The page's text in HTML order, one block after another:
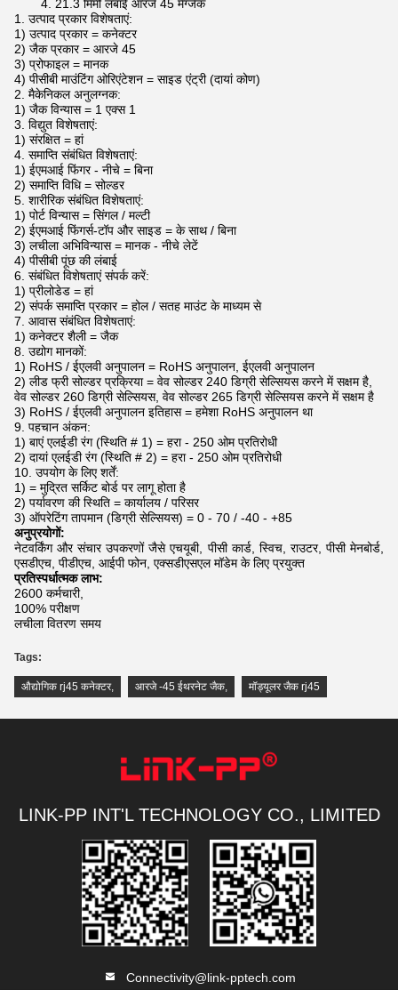
21.3 मिमी लंबाई आरजे 45 मैग्जैक
1. उत्पाद प्रकार विशेषताएं:
1) उत्पाद प्रकार = कनेक्टर
2) जैक प्रकार = आरजे 45
3) प्रोफाइल = मानक
4) पीसीबी माउंटिंग ओरिएंटेशन = साइड एंट्री (दायां कोण)
2. मैकेनिकल अनुलग्नक:
1) जैक विन्यास = 1 एक्स 1
3. विद्युत विशेषताएं:
1) संरक्षित = हां
4. समाप्ति संबंधित विशेषताएं:
1) ईएमआई फिंगर - नीचे = बिना
2) समाप्ति विधि = सोल्डर
5. शारीरिक संबंधित विशेषताएं:
1) पोर्ट विन्यास = सिंगल / मल्टी
2) ईएमआई फिंगर्स-टॉप और साइड = के साथ / बिना
3) लचीला अभिविन्यास = मानक - नीचे लेटें
4) पीसीबी पूंछ की लंबाई
6. संबंधित विशेषताएं संपर्क करें:
1) प्रीलोडेड = हां
2) संपर्क समाप्ति प्रकार = होल / सतह माउंट के माध्यम से
7. आवास संबंधित विशेषताएं:
1) कनेक्टर शैली = जैक
8. उद्योग मानकों:
1) RoHS / ईएलवी अनुपालन = RoHS अनुपालन, ईएलवी अनुपालन
2) लीड फ्री सोल्डर प्रक्रिया = वेव सोल्डर 240 डिग्री सेल्सियस करने में सक्षम है,
वेव सोल्डर 260 डिग्री सेल्सियस, वेव सोल्डर 265 डिग्री सेल्सियस करने में सक्षम है
3) RoHS / ईएलवी अनुपालन इतिहास = हमेशा RoHS अनुपालन था
9. पहचान अंकन:
1) बाएं एलईडी रंग (स्थिति # 1) = हरा - 250 ओम प्रतिरोधी
2) दायां एलईडी रंग (स्थिति # 2) = हरा - 250 ओम प्रतिरोधी
10. उपयोग के लिए शर्तें:
1) = मुद्रित सर्किट बोर्ड पर लागू होता है
2) पर्यावरण की स्थिति = कार्यालय / परिसर
3) ऑपरेटिंग तापमान (डिग्री सेल्सियस) = 0 - 70 / -40 - +85
अनुप्रयोगों:
नेटवर्किंग और संचार उपकरणों जैसे एचयूबी, पीसी कार्ड, स्विच, राउटर, पीसी मेनबोर्ड,
एसडीएच, पीडीएच, आईपी फोन, एक्सडीएसएल मॉडेम के लिए प्रयुक्त
प्रतिस्पर्धात्मक लाभ:
2600 कर्मचारी,
100% परीक्षण
लचीला वितरण समय
Tags:
औद्योगिक rj45 कनेक्टर, आरजे -45 ईथरनेट जैक, मॉड्यूलर जैक rj45
LINK-PP INT'L TECHNOLOGY CO., LIMITED
Connectivity@link-pptech.com